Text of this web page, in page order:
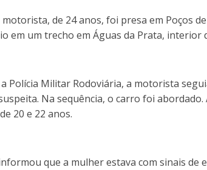
de 24 anos, foi presa em Poços
em um trecho em Águas da Prata, interior
Polícia Militar Rodoviária, a motorista
Na sequência, o carro foi
20 e 22 anos.
que a mulher estava com sinais